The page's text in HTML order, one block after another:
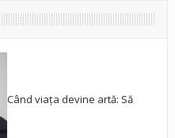
Când viața devine artă: Să